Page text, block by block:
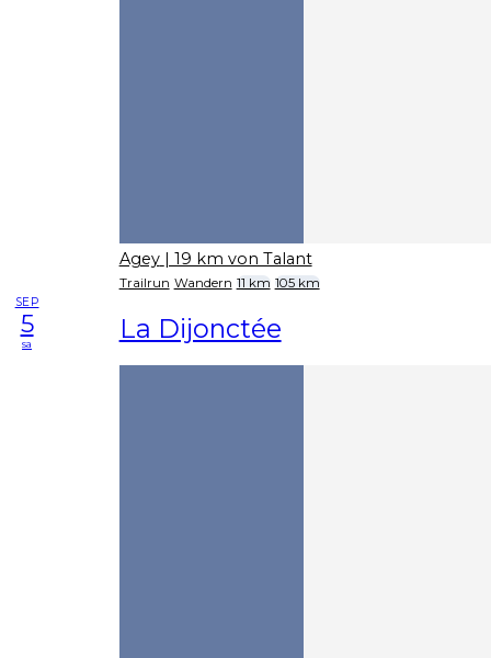
Agey | 19 km von Talant
Trailrun Wandern 11 km 105 km
SEP
5
sa La Dijonctée